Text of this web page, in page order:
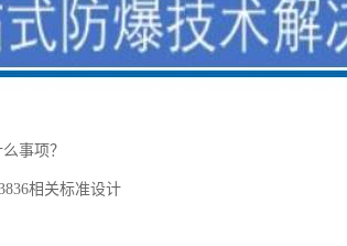
事项？
相关标准设计